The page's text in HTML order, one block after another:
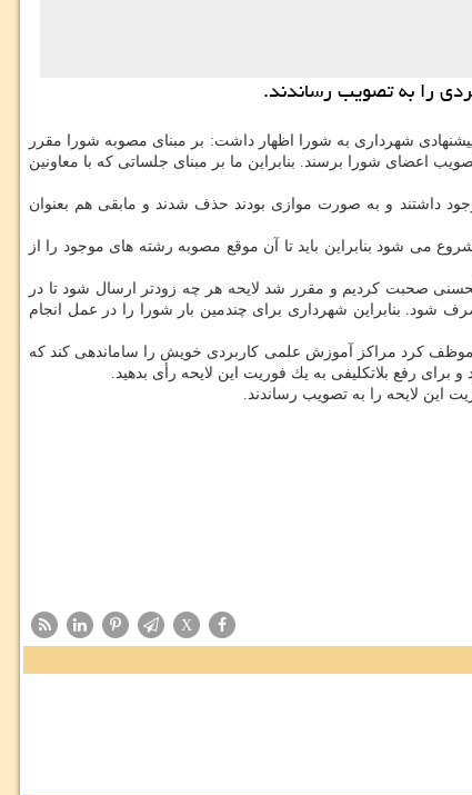
شهرداری به شورا اظهار داشت: بر مبنای مصوبه شورا مقرر
اعضای شورا برسند. بنابراین ما بر مبنای جلساتی كه با معاونین
داشتند و به صورت موازی بودند حذف شدند و مابقی هم بعنوان
می شود بنابراین باید تا آن موقع مصوبه رشته های موجود را از
علی اعطا سخنگوی شورا بعنوان مخالف یك فوریت این لایحه اظهار داشت: 25 تیر ماه با آقای ابوالحسنی صحبت كردیم و مقرر شد لایحه هر چه زودتر ارسال شود تا در
بنابراین شهرداری برای چندمین بار شورا را در عمل انجام
16 اردیبهشت شورا در چارچوب مصوبه ای شهرداری را موظف كرد مراكز آموزش علمی كاربردی خویش را ساماندهی كند كه
X